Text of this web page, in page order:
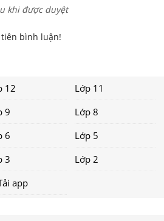
khi được duyệt
bình luận!
12
Lớp 11
9
Lớp 8
6
Lớp 5
3
Lớp 2
app